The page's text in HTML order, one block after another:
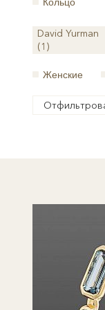
David Yurman
(1)
Женские